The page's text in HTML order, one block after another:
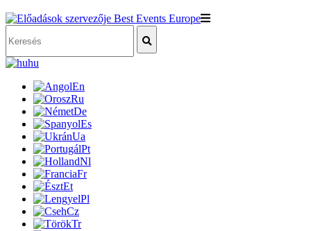
hu
En
Ru
De
Es
Ua
Pt
Nl
Fr
Et
Pl
Cz
Tr